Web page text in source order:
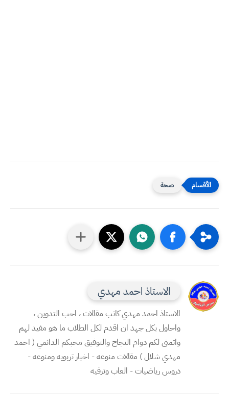
صحة
الاستاذ احمد مهدي
الاستاذ احمد مهدي كاتب مقالات ، احب التدوين ،
واحاول بكل جهد ان اقدم لكل الطلاب ما هو مفيد لهم
واتمنى لكم دوام النجاح والتوفيق محبكم الدائمي ( احمد
مهدي شلال ) مقالات منوعه - اخبار تربويه ومنوعه -
دروس رياضيات - العاب وترفيه